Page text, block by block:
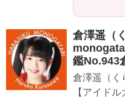
倉澤遥（
鑑No.943
倉澤遥（く
【アイド